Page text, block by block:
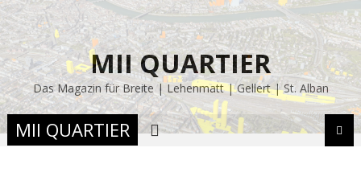
MII QUARTIER
Das Magazin für Breite | Lehenmatt | Gellert | St. Alban
MII QUARTIER